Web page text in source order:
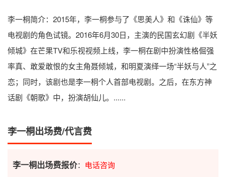
李一桐简介：2015年，李一桐参与了《思美人》和《诛仙》等
电视剧的角色试镜。2016年6月30日，主演的民国玄幻剧《半妖
倾城》在芒果TV和乐视视频上线，李一桐在剧中扮演性格倔强
率真、敢爱敢恨的女主角聂倾城，和明夏演绎一场“半妖与人”之
恋；同时，该剧也是李一桐个人首部电视剧。之后，在东方神
话剧《朝歌》中，扮演胡仙儿。......
李一桐出场费/代言费
李一桐出场费报价： 电话咨询